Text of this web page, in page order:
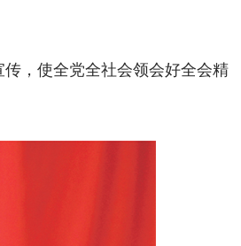
，使全党全社会领会好全会精